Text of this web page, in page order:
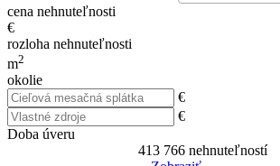
cena nehnuteľnosti
€
rozloha nehnuteľnosti
m2
okolie
€
€
Doba úveru
413 766nehnuteľností